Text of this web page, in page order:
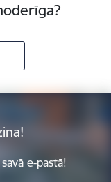
e-pastā!